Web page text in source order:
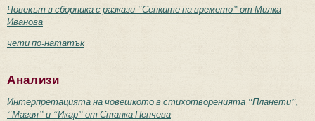
Човекът в сборника с разкази “Сенките на времето” от Милка
Иванова
чети по-нататък
Анализи
Интерпретацията на човешкото в стихотворенията “Планети”,
“Магия” и “Икар” от Станка Пенчева